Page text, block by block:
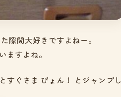
隙間大好きですよねー。
ますよね。
すぐさま ぴょん！ とジャンプし